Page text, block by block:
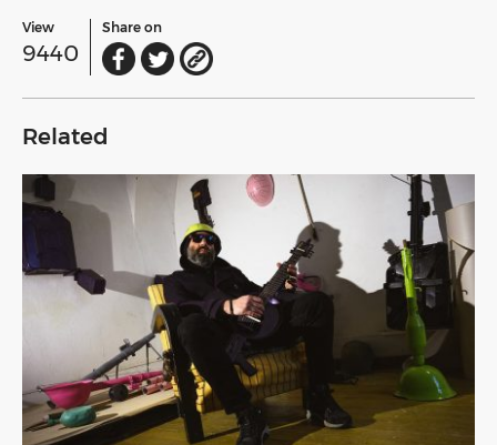
View
9440
Share on
Related